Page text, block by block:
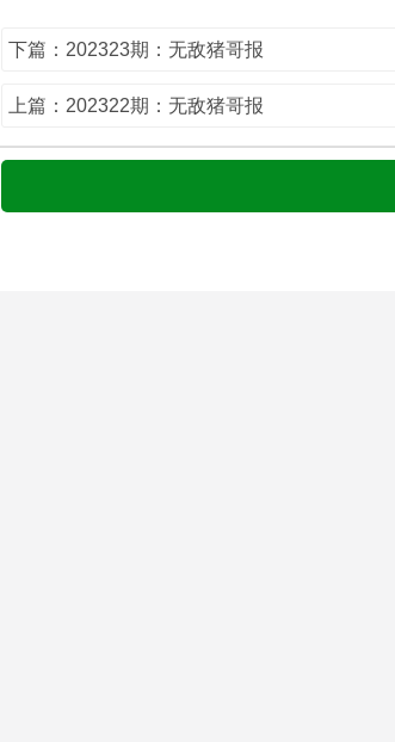
下篇：202323期：无敌猪哥报
上篇：202322期：无敌猪哥报